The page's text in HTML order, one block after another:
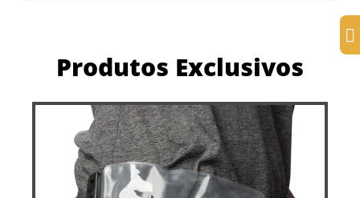
Produtos Exclusivos